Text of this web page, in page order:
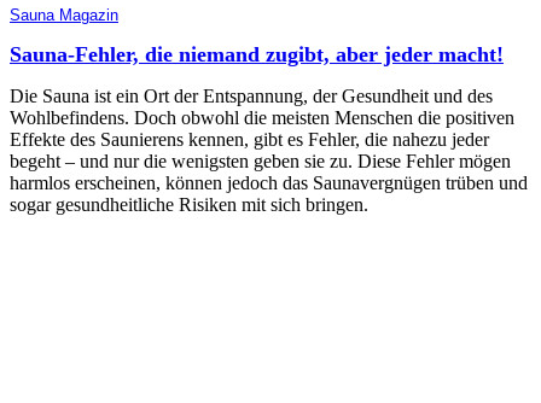
Sauna Magazin
Sauna-Fehler, die niemand zugibt, aber jeder macht!
Die Sauna ist ein Ort der Entspannung, der Gesundheit und des
Wohlbefindens. Doch obwohl die meisten Menschen die positiven
Effekte des Saunierens kennen, gibt es Fehler, die nahezu jeder
begeht – und nur die wenigsten geben sie zu. Diese Fehler mögen
harmlos erscheinen, können jedoch das Saunavergnügen trüben und
sogar gesundheitliche Risiken mit sich bringen.